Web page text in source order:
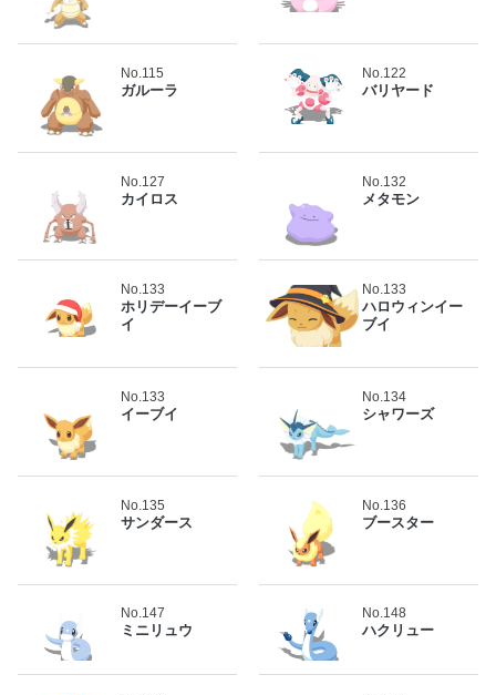
No.115
ガルーラ
No.122
バリヤード
No.127
カイロス
No.132
メタモン
No.133
ホリデーイーブ
イ
No.133
ハロウィンイー
ブイ
No.133
イーブイ
No.134
シャワーズ
No.135
サンダース
No.136
ブースター
No.147
ミニリュウ
No.148
ハクリュー